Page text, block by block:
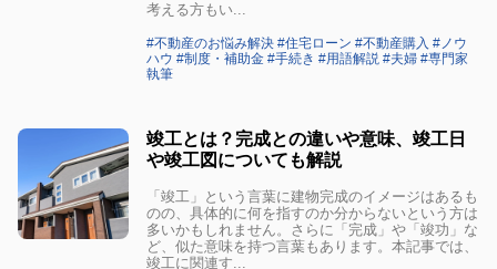
考える方もい...
#不動産のお悩み解決 #住宅ローン #不動産購入 #ノウ
ハウ #制度・補助金 #手続き #用語解説 #夫婦 #専門家
執筆
竣工とは？完成との違いや意味、竣工日
や竣工図についても解説
「竣工」という言葉に建物完成のイメージはあるも
のの、具体的に何を指すのか分からないという方は
多いかもしれません。さらに「完成」や「竣功」な
ど、似た意味を持つ言葉もあります。本記事では、
竣工に関連す...